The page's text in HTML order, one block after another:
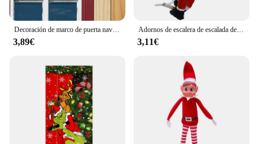
3,89€
Adornos de escalera de escalada de Papá Noel, colgante de cuerda, árbol de Navidad, decoración de Feliz Navidad, 2024
3,11€